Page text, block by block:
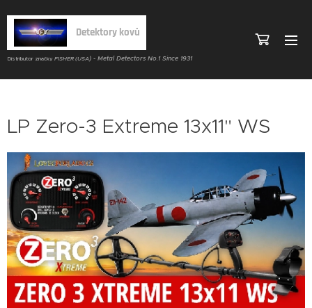
Detektory kovů
Distributor značky FISHER (USA) - Metal Detectors No.1 Since 1931
LP Zero-3 Extreme 13x11" WS